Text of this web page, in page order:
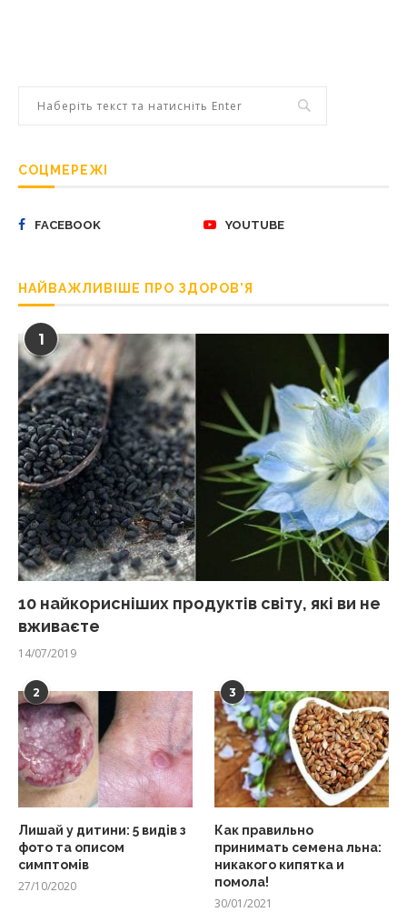
СОЦМЕРЕЖІ
FACEBOOK YOUTUBE
НАЙВАЖЛИВІШЕ ПРО ЗДОРОВ’Я
1
10 найкорисніших продуктів світу, які ви не
вживаєте
14/07/2019
2
Лишай у дитини: 5 видів з
фото та описом
симптомів
27/10/2020
3
Как правильно
принимать семена льна:
никакого кипятка и
помола!
30/01/2021